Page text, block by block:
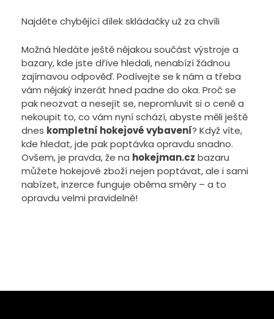
Najděte chybějící dílek skládačky už za chvíli
Možná hledáte ještě nějakou součást výstroje a
bazary, kde jste dříve hledali, nenabízí žádnou
zajímavou odpověď. Podívejte se k nám a třeba
vám nějaký inzerát hned padne do oka. Proč se
pak neozvat a nesejít se, nepromluvit si o ceně a
nekoupit to, co vám nyní schází, abyste měli ještě
dnes kompletní hokejové vybavení? Když víte,
kde hledat, jde pak poptávka opravdu snadno.
Ovšem, je pravda, že na hokejman.cz bazaru
můžete hokejové zboží nejen poptávat, ale i sami
nabízet, inzerce funguje oběma směry – a to
opravdu velmi pravidelně!